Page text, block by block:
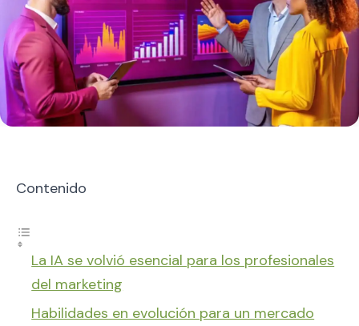
Contenido
La IA se volvió esencial para los profesionales
del marketing
Habilidades en evolución para un mercado